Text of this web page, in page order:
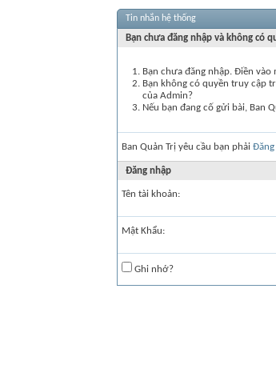
Tin nhắn hệ thống
Bạn chưa đăng nhập và không có
Bạn chưa đăng nhập. Điền
Bạn không có quyền truy cập
của Admin?
Nếu bạn đang cố gửi bài, Ban
Ban Quản Trị yêu cầu bạn phải Đăng
Đăng nhập
Tên tài khoản:
Mật Khẩu:
Ghi nhớ?